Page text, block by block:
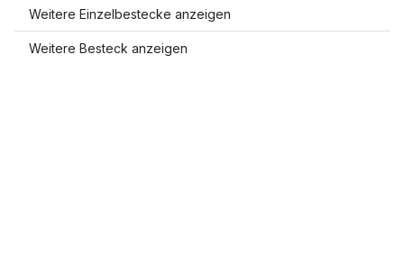
Weitere Einzelbestecke anzeigen
Weitere Besteck anzeigen